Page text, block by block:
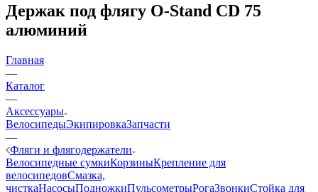
Держак под флягу O-Stand CD 75
алюминий
Главная
—
Каталог
—
Аксессуары
ВелосипедыЭкипировкаЗапчасти
—
Фляги и флягодержатели
Велосипедные сумкиКорзиныКрепление для
велосипедовСмазка,
чисткаНасосыПодножкиПульсометрыРогаЗвонкиСтойка для